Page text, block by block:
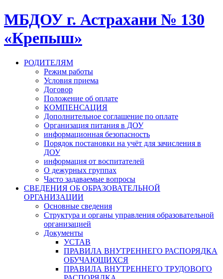
МБДОУ г. Астрахани № 130
«Крепыш»
РОДИТЕЛЯМ
Режим работы
Условия приема
Договор
Положение об оплате
КОМПЕНСАЦИЯ
Дополнительное соглашение по оплате
Организация питания в ДОУ
информационная безопасность
Порядок постановки на учёт для зачисления в
ДОУ
информация от воспитателей
О дежурных группах
Часто задаваемые вопросы
СВЕДЕНИЯ ОБ ОБРАЗОВАТЕЛЬНОЙ
ОРГАНИЗАЦИИ
Основные сведения
Структура и органы управления образовательной
организацией
Документы
УСТАВ
ПРАВИЛА ВНУТРЕННЕГО РАСПОРЯДКА
ОБУЧАЮЩИХСЯ
ПРАВИЛА ВНУТРЕННЕГО ТРУДОВОГО